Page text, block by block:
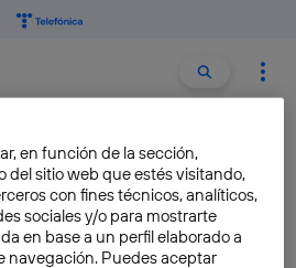
Buscar
inventos que Julio Verne
en función de la sección,
del sitio web que estés visitando,
con fines técnicos, analíticos,
sociales y/o para mostrarte
en base a un perfil elaborado a
navegación. Puedes aceptar